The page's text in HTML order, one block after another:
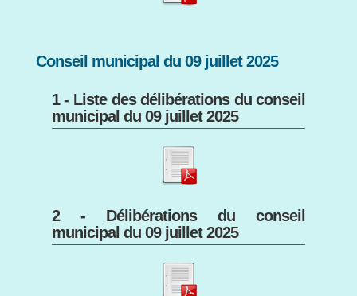
Conseil municipal du 09 juillet 2025
1 - Liste des délibérations du conseil
municipal du 09 juillet 2025
2 - Délibérations du conseil
municipal du 09 juillet 2025